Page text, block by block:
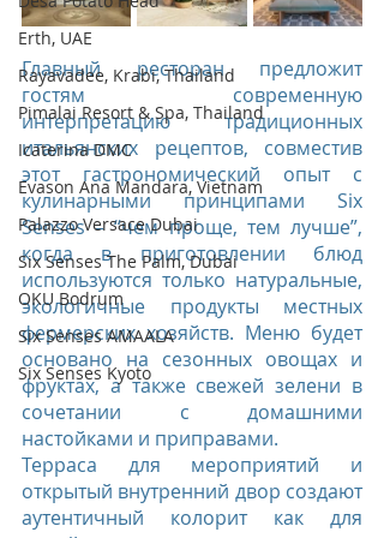
Erth, UAE
Rayavadee, Krabi, Thailand
Pimalai Resort & Spa, Thailand
Icaterina DMC
Evason Ana Mandara, Vietnam
Palazzo Versace Dubai
Six Senses The Palm, Dubai
OKU Bodrum
Six Senses AMAALA
Six Senses Kyoto
Главный ресторан предложит
гостям современную
интерпретацию традиционных
итальянских рецептов, совместив
этот гастрономический опыт с
кулинарными принципами Six
Senses – “чем проще, тем лучше”,
когда в приготовлении блюд
используются только натуральные,
экологичные продукты местных
фермерских хозяйств. Меню будет
основано на сезонных овощах и
фруктах, а также свежей зелени в
сочетании с домашними
настойками и приправами.
Терраса для мероприятий и
открытый внутренний двор создают
аутентичный колорит как для